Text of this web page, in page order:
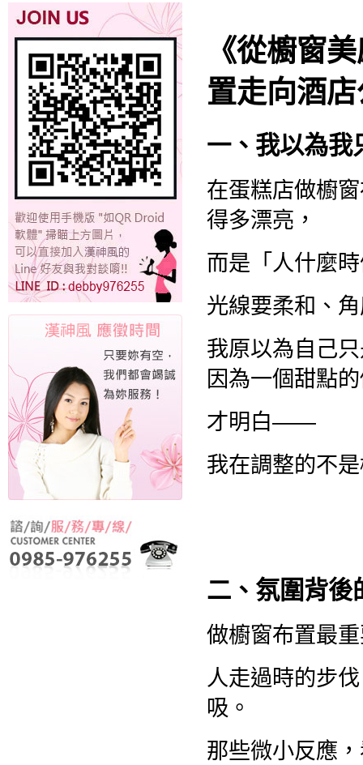
《從櫥窗
置走向酒
一、我以為我
在蛋糕店做櫥
得多漂亮，
而是「人什麼
光線要柔和、
我原以為自己
因為一個甜點
才明白——
我在調整的不
二、氛圍背後
做櫥窗布置最
人走過時的步
吸。
那些微小反應